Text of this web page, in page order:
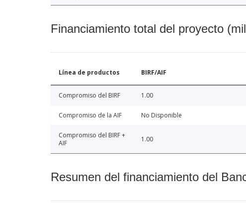
Financiamiento total del proyecto
Línea de productos BIRF/AIF
Compromiso del BIRF 1.00
Compromiso de la AIF No Disponible
Compromiso del BIRF +
AIF
1.00
Resumen del financiamiento del